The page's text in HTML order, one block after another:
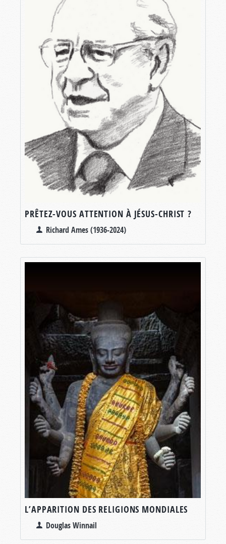
PRÊTEZ-VOUS ATTENTION À JÉSUS-CHRIST ?
Richard Ames (1936-2024)
L’APPARITION DES RELIGIONS MONDIALES
Douglas Winnail